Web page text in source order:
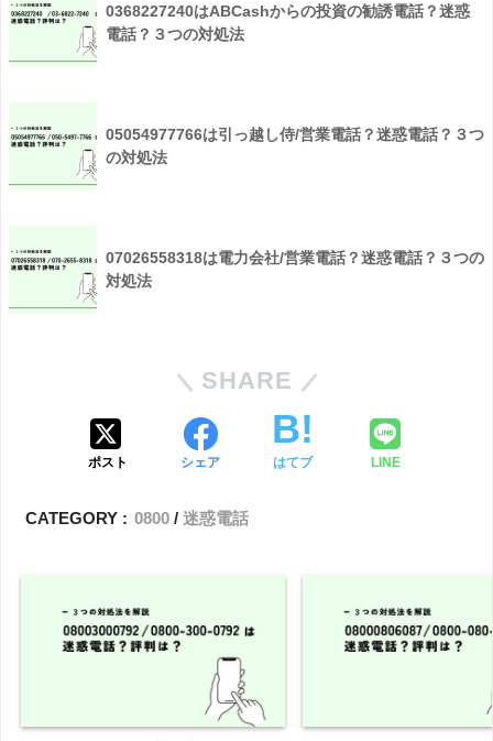
0368227240はABCashからの投資の勧誘電話？迷惑
電話？３つの対処法
05054977766は引っ越し侍/営業電話？迷惑電話？３つ
の対処法
07026558318は電力会社/営業電話？迷惑電話？３つの
対処法
SHARE
ポスト シェア はてブ LINE
CATEGORY : 0800 迷惑電話